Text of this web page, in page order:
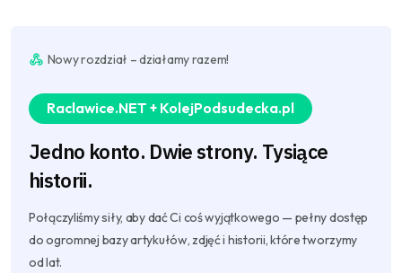
Nowy rozdział – działamy razem!
Raclawice.NET + KolejPodsudecka.pl
Jedno konto. Dwie strony. Tysiące
historii.
Połączyliśmy siły, aby dać Ci coś wyjątkowego — pełny dostęp
do ogromnej bazy artykułów, zdjęć i historii, które tworzymy
od lat.